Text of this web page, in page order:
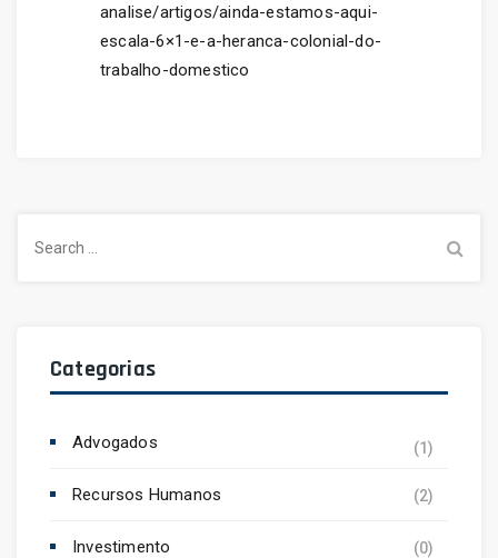
analise/artigos/ainda-estamos-aqui-
escala-6×1-e-a-heranca-colonial-do-
trabalho-domestico
for:
Categorias
Advogados (1)
Recursos Humanos (2)
Investimento (0)